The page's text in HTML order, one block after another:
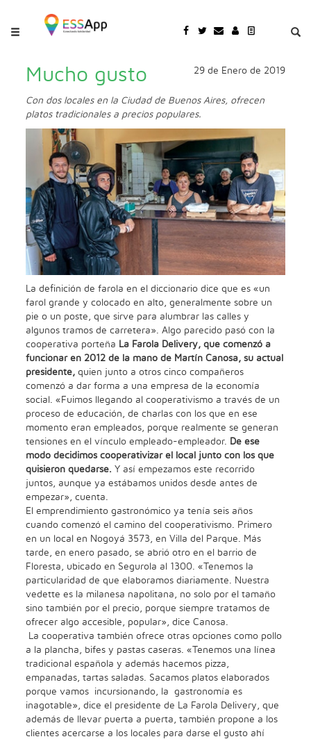
29 de Enero de 2019
Mucho gusto
Con dos locales en la Ciudad de Buenos Aires, ofrecen
platos tradicionales a precios populares.
La definición de farola en el diccionario dice que es «un
farol grande y colocado en alto, generalmente sobre un
pie o un poste, que sirve para alumbrar las calles y
algunos tramos de carretera». Algo parecido pasó con la
cooperativa porteña La Farola Delivery, que comenzó a
funcionar en 2012 de la mano de Martín Canosa, su actual
presidente,quien junto a otros cinco compañeros
comenzó a dar forma a una empresa de la economía
social. «Fuimos llegando al cooperativismo a través de un
proceso de educación, de charlas con los que en ese
momento eran empleados, porque realmente se generan
tensiones en el vínculo empleado-empleador. De ese
modo decidimos cooperativizar el local junto con los que
quisieron quedarse. Y así empezamos este recorrido
juntos, aunque ya estábamos unidos desde antes de
empezar», cuenta.
El emprendimiento gastronómico ya tenía seis años
cuando comenzó el camino del cooperativismo. Primero
en un local en Nogoyá 3573, en Villa del Parque. Más
tarde, en enero pasado, se abrió otro en el barrio de
Floresta, ubicado en Segurola al 1300. «Tenemos la
particularidad de que elaboramos diariamente. Nuestra
vedette es la milanesa napolitana, no solo por el tamaño
sino también por el precio, porque siempre tratamos de
ofrecer algo accesible, popular», dice Canosa.
La cooperativa también ofrece otras opciones como pollo
a la plancha, bifes y pastas caseras. «Tenemos una línea
tradicional española y además hacemos pizza,
empanadas, tartas saladas. Sacamos platos elaborados
porque vamos incursionando, la gastronomía es
inagotable», dice el presidente de La Farola Delivery, que
además de llevar puerta a puerta, también propone a los
clientes acercarse a los locales para darse el gusto ahí